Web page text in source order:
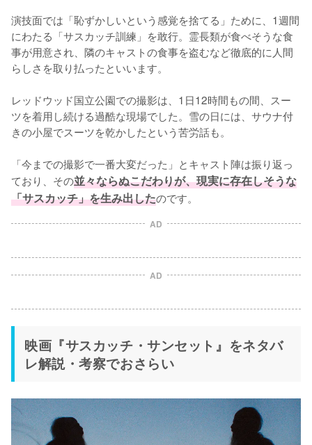
演技面では「恥ずかしいという感覚を捨てる」ために、1週間
にわたる「サスカッチ訓練」を敢行。霊長類が食べそうな食
事が用意され、隣のキャストの食事を盗むなど徹底的に人間
らしさを取り払ったといいます。
レッドウッド国立公園での撮影は、1日12時間もの間、スー
ツを着用し続ける過酷な現場でした。雪の日には、サウナ付
きの小屋でスーツを乾かしたという苦労話も。
「今までの撮影で一番大変だった」とキャスト陣は振り返っ
ており、その並々ならぬこだわりが、現実に存在しそうな
「サスカッチ」を生み出したのです。
AD
AD
映画『サスカッチ・サンセット』をネタバ
レ解説・考察でおさらい